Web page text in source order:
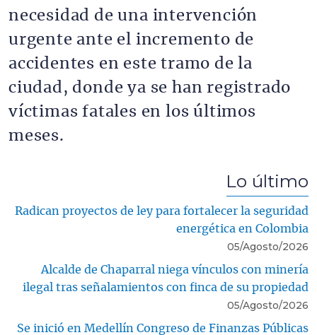
necesidad de una intervención
urgente ante el incremento de
accidentes en este tramo de la
ciudad, donde ya se han registrado
víctimas fatales en los últimos
meses.
Lo último
Radican proyectos de ley para fortalecer la seguridad
energética en Colombia
05/Agosto/2026
Alcalde de Chaparral niega vínculos con minería
ilegal tras señalamientos con finca de su propiedad
05/Agosto/2026
Se inició en Medellín Congreso de Finanzas Públicas